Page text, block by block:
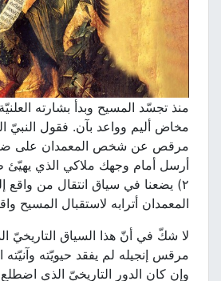
منذ تجسّد المسيح وبدأ بشارته
مخاض أليم وواعد بآن. فقول النبيّ الذي
مرقص عن شخص المعمدان على ضوء
٢) يضعنا في سياق انتقال من واقع
المعمدان أترابه لاستقبال المسيح
لا شكّ في أنّ هذا السياق التاريخيّ
مرقس إنجيله لم يفقد حيويّته وآنيّته
وإن كان الدور التاريخيّ الذي اضطلع